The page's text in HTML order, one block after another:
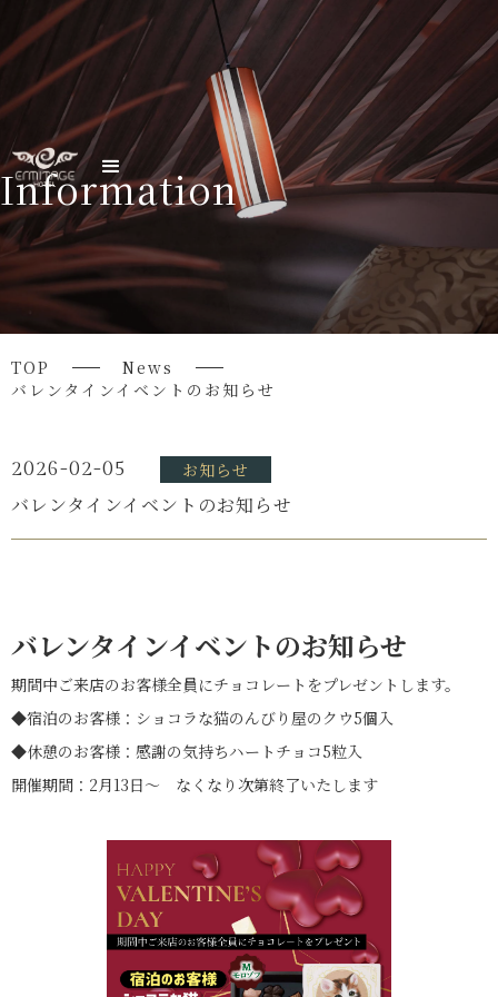
Information
TOP
News
バレンタインイベントのお知らせ
2026-02-05 お知らせ
バレンタインイベントのお知らせ
バレンタインイベントのお知らせ
期間中ご来店のお客様全員にチョコレートをプレゼントします。
◆宿泊のお客様：ショコラな猫のんびり屋のクウ5個入
◆休憩のお客様：感謝の気持ちハートチョコ5粒入
開催期間：2月13日～ なくなり次第終了いたします